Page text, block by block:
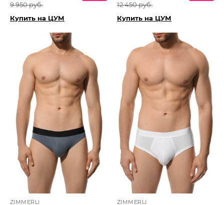
9 950 руб.
Купить на ЦУМ
12 450 руб.
Купить на ЦУМ
ZIMMERLI ZIMMERLI